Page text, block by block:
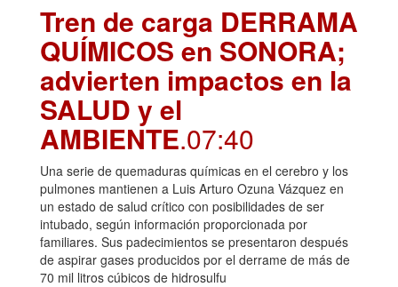
Tren de carga DERRAMA
QUÍMICOS en SONORA;
advierten impactos en la
SALUD y el
AMBIENTE.07:40
Una serie de quemaduras químicas en el cerebro y los
pulmones mantienen a Luis Arturo Ozuna Vázquez en
un estado de salud crítico con posibilidades de ser
intubado, según información proporcionada por
familiares. Sus padecimientos se presentaron después
de aspirar gases producidos por el derrame de más de
70 mil litros cúbicos de hidrosulfu